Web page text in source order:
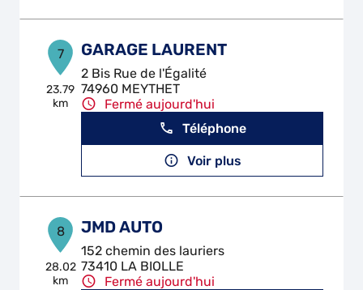
7
23.79
km
GARAGE LAURENT
2 Bis Rue de l'Égalité
74960 MEYTHET
Fermé aujourd'hui
Téléphone
Voir plus
8
28.02
km
JMD AUTO
152 chemin des lauriers
73410 LA BIOLLE
Fermé aujourd'hui